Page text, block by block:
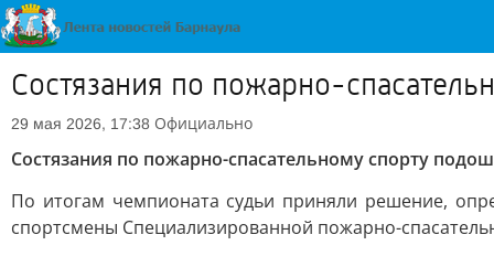
Состязания по пожарно-
29 мая 2026, 17:38 Официально
Состязания по пожарно-спасательному спорту
По итогам чемпионата судьи приняли решение,
спортсмены Специализированной пожарно-